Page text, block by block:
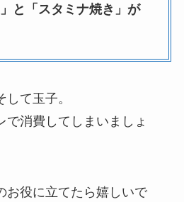
と「スタミナ焼き」が
て玉子。
で消費してしまいましょ
お役に立てたら嬉しいで